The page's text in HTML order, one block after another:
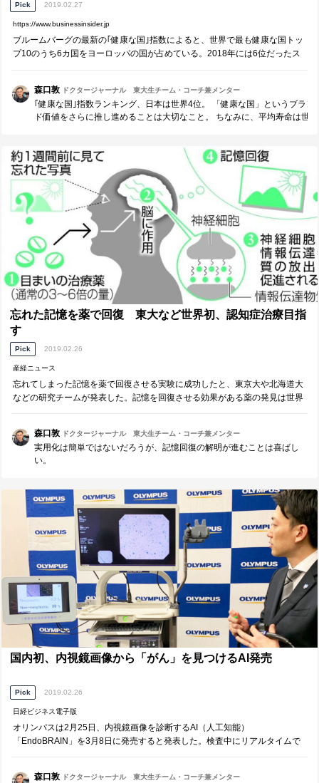
Pick 2019.02.27
https://www.businessinsider.jp
ブルームバーグの最新の｢健康な国｣指数によると、世界で最も健康な国トッ
プ10のうち6カ国をヨーロッパの国が占めている。2018年には6位だったス
森口敦 ドクタージャーナル 東大生チーム・コーチ兼メンター
｢健康な国｣指数ランキング、日本は世界4位。 「健康な国」というブラン
ド価値をさらに推し進めることは大切なこと。 ちなみに、平均寿命は世
https://memorva.jp/ranking/unfpa/who_whs_healthy_life_expectancy.php
忘れた記憶を薬で回復 東大など世界初、認知症治療目指
す
Pick 2019.02.26
産経ニュース
忘れてしまった記憶を薬で回復させる実験に成功したと、東京大や北海道大
などの研究チームが発表した。記憶を回復させる効果がある薬の発見は世界
森口敦 ドクタージャーナル 東大生チーム・コーチ兼メンター
実用化は簡単ではないだろうが、記憶回復の解明が進むことは喜ばし
い。
国内初、内視鏡画像から「がん」を見つけるAI発売
Pick 2019.02.26
日経ビジネス電子版
オリンパスは2月25日、内視鏡画像を診断するAI（人工知能）
「EndoBRAIN」を3月8日に発売すると発表した。検査中にリアルタイムで
森口敦
ドクタージャーナル 東大生チーム・コーチ兼メンター